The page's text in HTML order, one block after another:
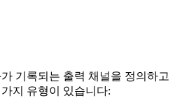
기록되는 출력 채널을 정의하고
지 유형이 있습니다: